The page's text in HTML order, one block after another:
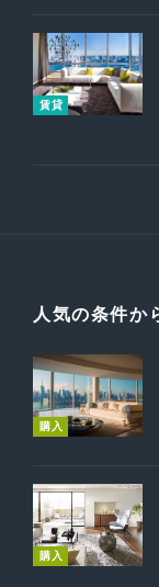
賃貸
人気の条件か
購入
購入